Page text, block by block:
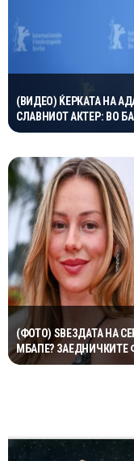
(ВИДЕО) ЌЕРКАТА НА
СЛАВНИОТ АКТЕР: ВО
НАСМЕА СИТЕ
(ФОТО) ЅВЕЗДАТА НА
МБАПЕ? ЗАЕДНИЧКИТЕ